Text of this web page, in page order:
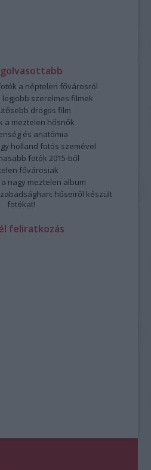
a néptelen fővárosról
legjobb szerelmes filmek
drogos film
a meztelen hősnők
és anatómia
holland fotós szemével
fotók 2015-ből
fővárosiak
nagy meztelen album
hőseiről készült
fotókat!
feliratkozás